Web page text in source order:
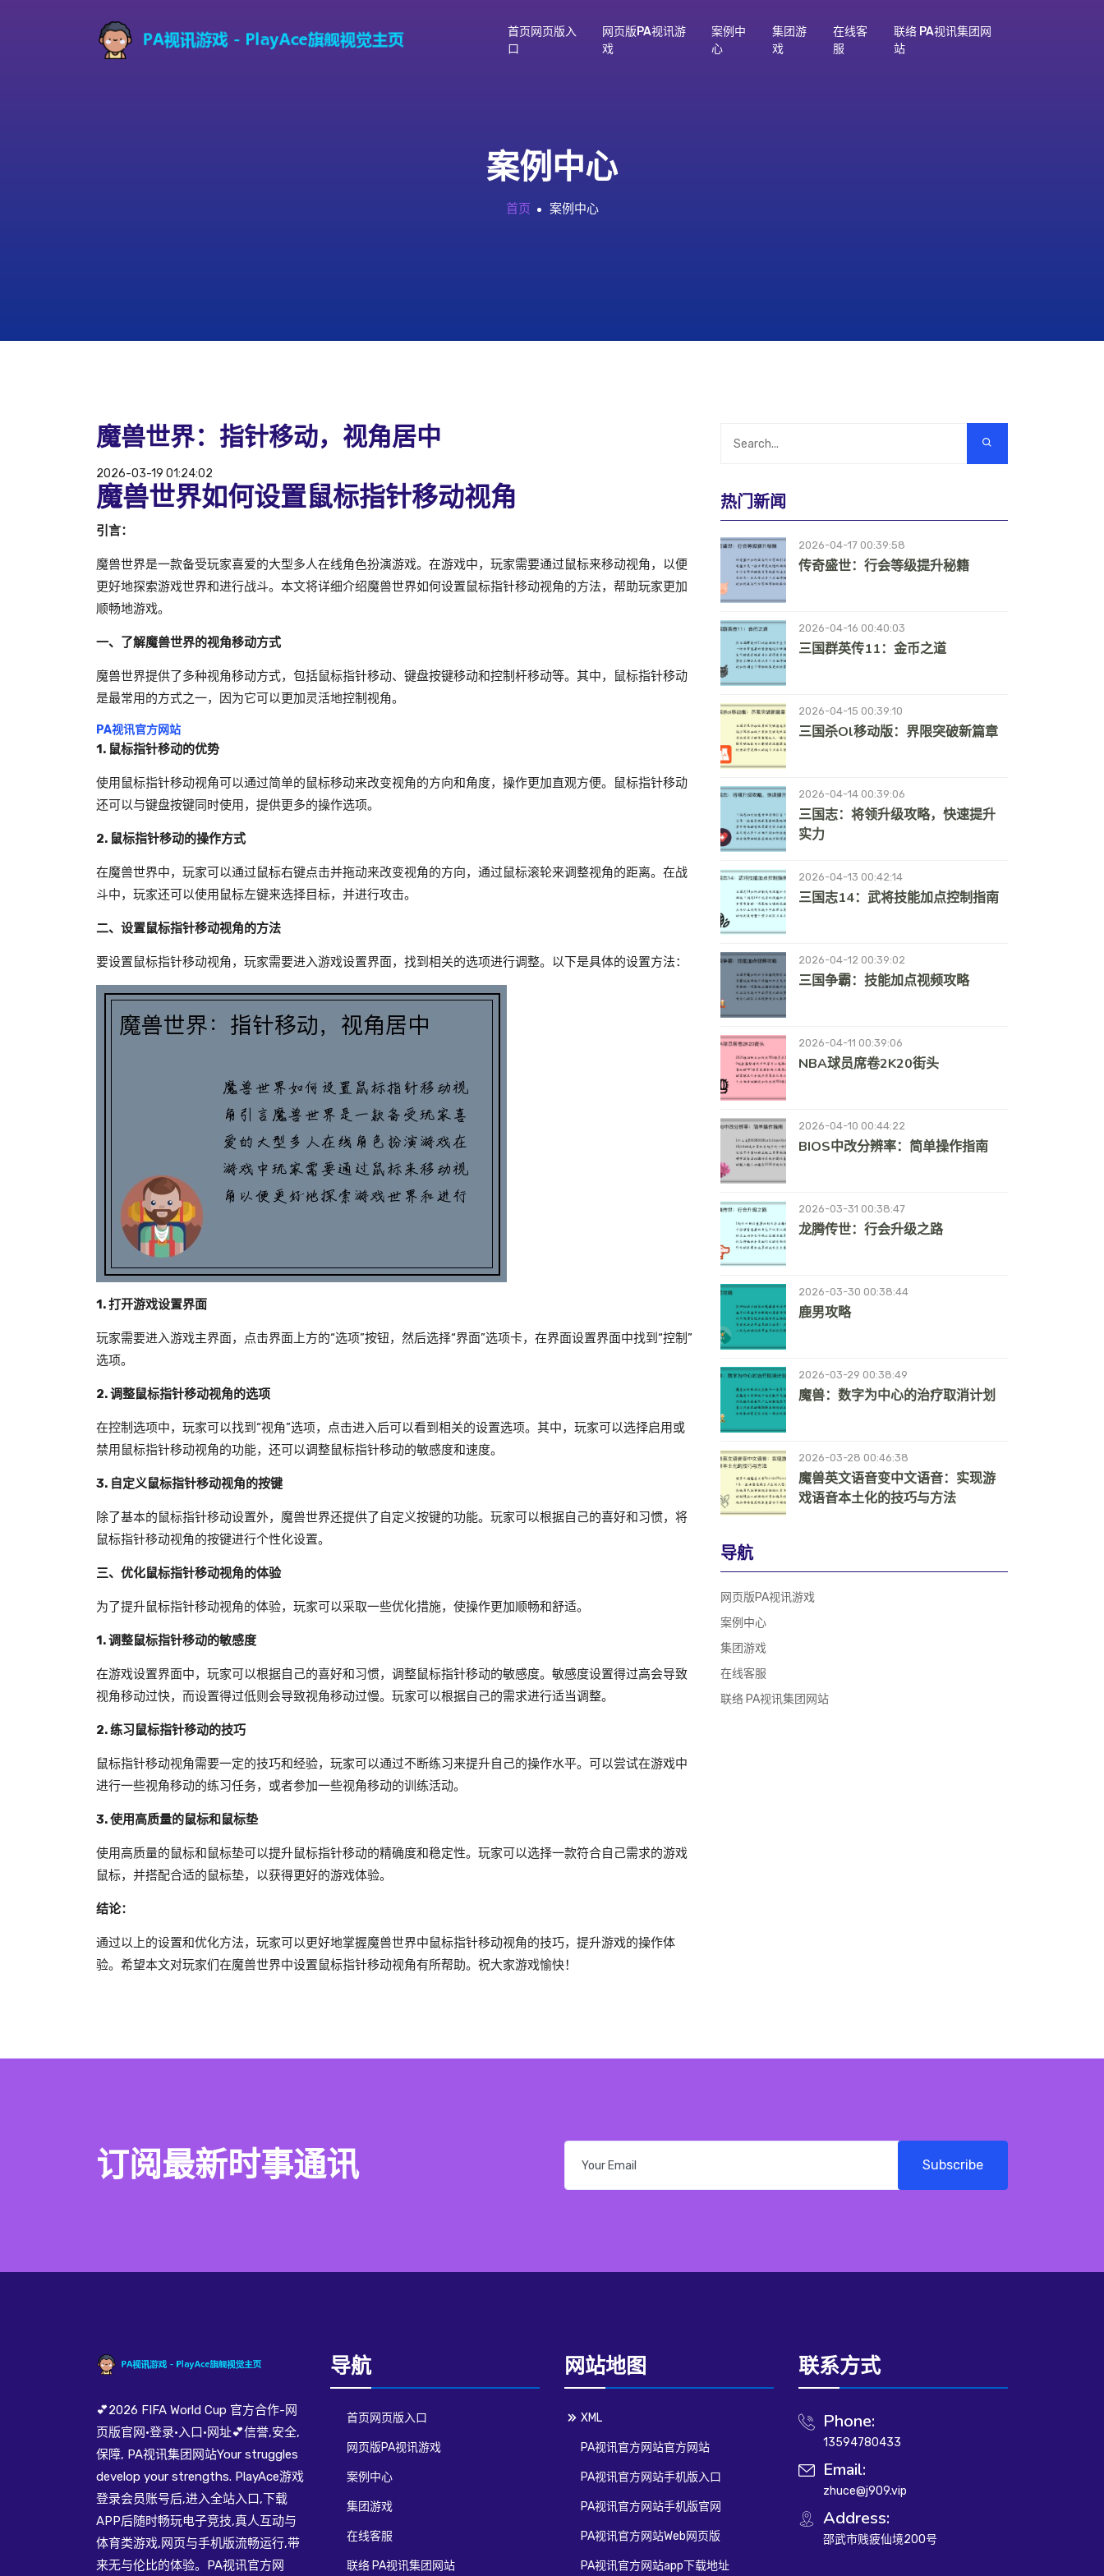
首页网页版入
口
网页版PA视讯游
戏
案例中
心
集团游
戏
在线客
服
联络 PA视讯集团网
站
案例中心
首页 案例中心
魔兽世界：指针移动，视角居中
2026-03-19 01:24:02
魔兽世界如何设置鼠标指针移动视角
引言：
魔兽世界是一款备受玩家喜爱的大型多人在线角色扮演游戏。在游戏中，玩家需要通过鼠标来移动视角，以便
更好地探索游戏世界和进行战斗。本文将详细介绍魔兽世界如何设置鼠标指针移动视角的方法，帮助玩家更加
顺畅地游戏。
一、了解魔兽世界的视角移动方式
魔兽世界提供了多种视角移动方式，包括鼠标指针移动、键盘按键移动和控制杆移动等。其中，鼠标指针移动
是最常用的方式之一，因为它可以更加灵活地控制视角。
PA视讯官方网站
1. 鼠标指针移动的优势
使用鼠标指针移动视角可以通过简单的鼠标移动来改变视角的方向和角度，操作更加直观方便。鼠标指针移动
还可以与键盘按键同时使用，提供更多的操作选项。
2. 鼠标指针移动的操作方式
在魔兽世界中，玩家可以通过鼠标右键点击并拖动来改变视角的方向，通过鼠标滚轮来调整视角的距离。在战
斗中，玩家还可以使用鼠标左键来选择目标，并进行攻击。
二、设置鼠标指针移动视角的方法
要设置鼠标指针移动视角，玩家需要进入游戏设置界面，找到相关的选项进行调整。以下是具体的设置方法：
1. 打开游戏设置界面
玩家需要进入游戏主界面，点击界面上方的“选项”按钮，然后选择“界面”选项卡，在界面设置界面中找到“控制”
选项。
2. 调整鼠标指针移动视角的选项
在控制选项中，玩家可以找到“视角”选项，点击进入后可以看到相关的设置选项。其中，玩家可以选择启用或
禁用鼠标指针移动视角的功能，还可以调整鼠标指针移动的敏感度和速度。
3. 自定义鼠标指针移动视角的按键
除了基本的鼠标指针移动设置外，魔兽世界还提供了自定义按键的功能。玩家可以根据自己的喜好和习惯，将
鼠标指针移动视角的按键进行个性化设置。
三、优化鼠标指针移动视角的体验
为了提升鼠标指针移动视角的体验，玩家可以采取一些优化措施，使操作更加顺畅和舒适。
1. 调整鼠标指针移动的敏感度
在游戏设置界面中，玩家可以根据自己的喜好和习惯，调整鼠标指针移动的敏感度。敏感度设置得过高会导致
视角移动过快，而设置得过低则会导致视角移动过慢。玩家可以根据自己的需求进行适当调整。
2. 练习鼠标指针移动的技巧
鼠标指针移动视角需要一定的技巧和经验，玩家可以通过不断练习来提升自己的操作水平。可以尝试在游戏中
进行一些视角移动的练习任务，或者参加一些视角移动的训练活动。
3. 使用高质量的鼠标和鼠标垫
使用高质量的鼠标和鼠标垫可以提升鼠标指针移动的精确度和稳定性。玩家可以选择一款符合自己需求的游戏
鼠标，并搭配合适的鼠标垫，以获得更好的游戏体验。
结论：
通过以上的设置和优化方法，玩家可以更好地掌握魔兽世界中鼠标指针移动视角的技巧，提升游戏的操作体
验。希望本文对玩家们在魔兽世界中设置鼠标指针移动视角有所帮助。祝大家游戏愉快！
热门新闻
2026-04-17 00:39:58
传奇盛世：行会等级提升秘籍
2026-04-16 00:40:03
三国群英传11：金币之道
2026-04-15 00:39:10
三国杀ol移动版：界限突破新篇章
2026-04-14 00:39:06
三国志：将领升级攻略，快速提升
实力
2026-04-13 00:42:14
三国志14：武将技能加点控制指南
2026-04-12 00:39:02
三国争霸：技能加点视频攻略
2026-04-11 00:39:06
NBA球员席卷2K20街头
2026-04-10 00:44:22
BIOS中改分辨率：简单操作指南
2026-03-31 00:38:47
龙腾传世：行会升级之路
2026-03-30 00:38:44
鹿男攻略
2026-03-29 00:38:49
魔兽：数字为中心的治疗取消计划
2026-03-28 00:46:38
魔兽英文语音变中文语音：实现游
戏语音本土化的技巧与方法
导航
网页版PA视讯游戏
案例中心
集团游戏
在线客服
联络 PA视讯集团网站
订阅最新时事通讯 Subscribe
💕2026 FIFA World Cup 官方合作-网
页版官网·登录·入口·网址💕信誉,安全,
保障, PA视讯集团网站Your struggles
develop your strengths. PlayAce游戏
登录会员账号后,进入全站入口,下载
APP后随时畅玩电子竞技,真人互动与
体育类游戏,网页与手机版流畅运行,带
来无与伦比的体验。PA视讯官方网
导航
首页网页版入口
网页版PA视讯游戏
案例中心
集团游戏
在线客服
联络 PA视讯集团网站
网站地图
XML
PA视讯官方网站官方网站
PA视讯官方网站手机版入口
PA视讯官方网站手机版官网
PA视讯官方网站Web网页版
PA视讯官方网站app下载地址
联系方式
Phone:
13594780433
Email:
zhuce@j909.vip
Address:
邵武市贱疲仙境200号